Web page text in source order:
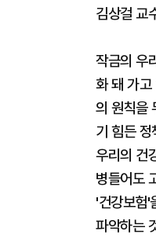
김상걸 교
작금의 우
화 돼 가고
의 원칙을
기 힘든 정
우리의 건
병들어도
'건강보험'
파악하는